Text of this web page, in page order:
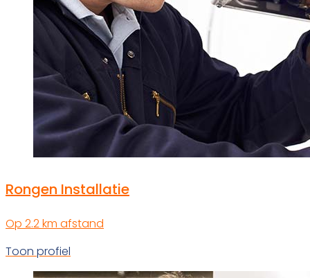
Rongen Installatie
Op 2.2 km afstand
Toon profiel